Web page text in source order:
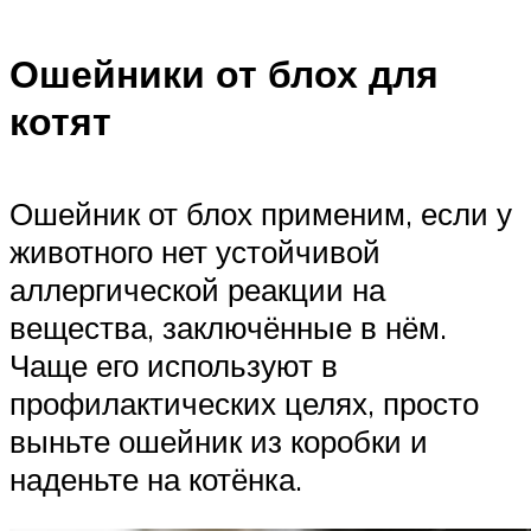
Ошейники от блох для
котят
Ошейник от блох применим, если у
животного нет устойчивой
аллергической реакции на
вещества, заключённые в нём.
Чаще его используют в
профилактических целях, просто
выньте ошейник из коробки и
наденьте на котёнка.